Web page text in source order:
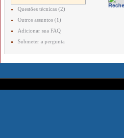
Questões técnicas (2)
Outros assuntos (1)
Adicionar sua FAQ
Submeter a pergunta